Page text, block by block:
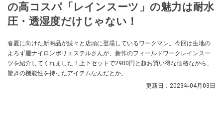
の高コスパ「レインスーツ」の魅力は耐水
圧・透湿度だけじゃない！
春夏に向けた新商品が続々と店頭に登場しているワークマン。今回は生地の
よろず屋ナイロンポリエステルさんが、新作のフィールドワークレインスー
ツを紹介してくれました！上下セットで2900円と超お買い得な価格ながら、
驚きの機能性を持ったアイテムなんだとか。
更新日： 2023年04月03日